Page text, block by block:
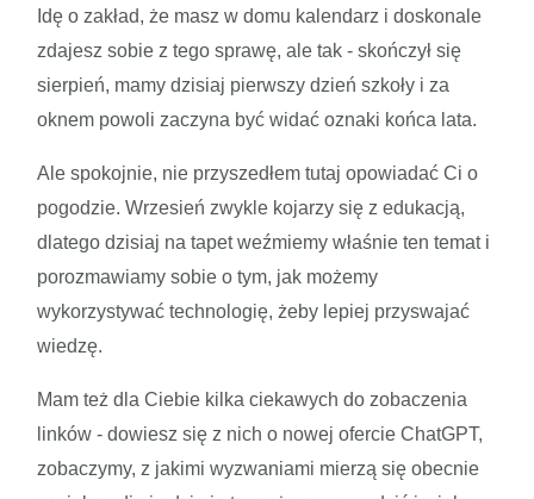
Idę o zakład, że masz w domu kalendarz i doskonale
zdajesz sobie z tego sprawę, ale tak - skończył się
sierpień, mamy dzisiaj pierwszy dzień szkoły i za
oknem powoli zaczyna być widać oznaki końca lata.
Ale spokojnie, nie przyszedłem tutaj opowiadać Ci o
pogodzie. Wrzesień zwykle kojarzy się z edukacją,
dlatego dzisiaj na tapet weźmiemy właśnie ten temat i
porozmawiamy sobie o tym, jak możemy
wykorzystywać technologię, żeby lepiej przyswajać
wiedzę.
Mam też dla Ciebie kilka ciekawych do zobaczenia
linków - dowiesz się z nich o nowej ofercie ChatGPT,
zobaczymy, z jakimi wyzwaniami mierzą się obecnie